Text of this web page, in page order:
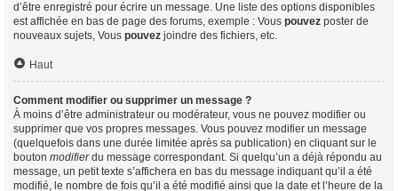
d’être enregistré pour écrire un message. Une liste des options disponibles
est affichée en bas de page des forums, exemple : Vous pouvez poster de
nouveaux sujets, Vous pouvez joindre des fichiers, etc.
Haut
Comment modifier ou supprimer un message ?
À moins d’être administrateur ou modérateur, vous ne pouvez modifier ou
supprimer que vos propres messages. Vous pouvez modifier un message
(quelquefois dans une durée limitée après sa publication) en cliquant sur le
bouton modifierdu message correspondant. Si quelqu’un a déjà répondu au
message, un petit texte s’affichera en bas du message indiquant qu’il a été
modifié, le nombre de fois qu’il a été modifié ainsi que la date et l’heure de la